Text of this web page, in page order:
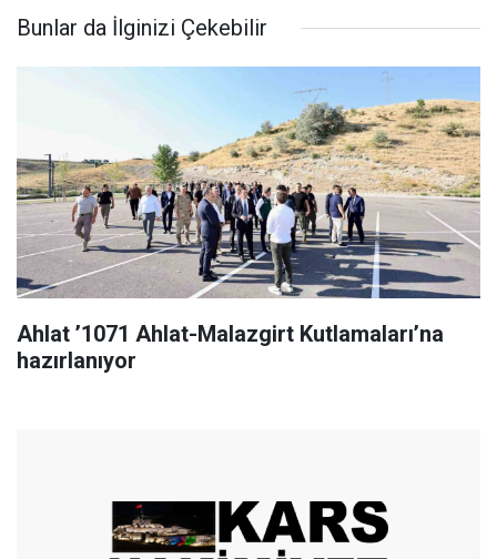
Bunlar da İlginizi Çekebilir
Ahlat ’1071 Ahlat-Malazgirt Kutlamaları’na
hazırlanıyor